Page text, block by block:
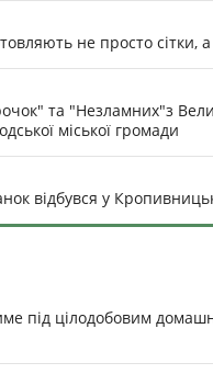
не просто сітки,
та "Незламних"з
міської громади
відбувся у
під цілодобовим